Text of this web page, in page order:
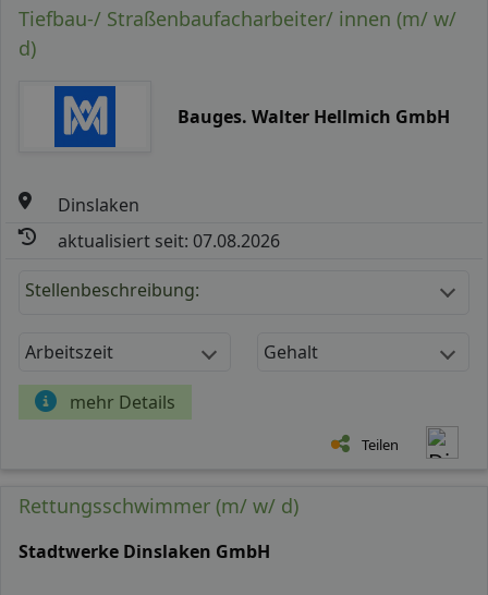
Tiefbau-/ Straßenbaufacharbeiter/ innen (m/ w/
d)
Bauges. Walter Hellmich GmbH
Dinslaken
aktualisiert seit: 07.08.2026
Stellenbeschreibung:
Arbeitszeit Gehalt
mehr Details
Teilen
Rettungsschwimmer (m/ w/ d)
Stadtwerke Dinslaken GmbH